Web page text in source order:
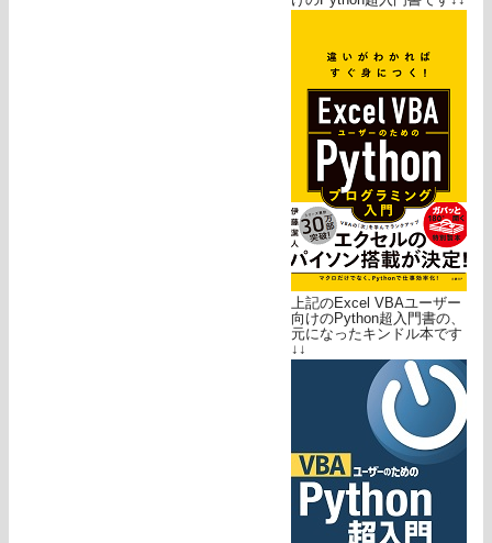
上記のExcel VBAユーザー
向けのPython超入門書の、
元になったキンドル本です
↓↓